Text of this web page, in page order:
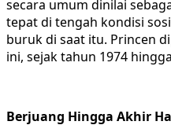
secara umum dinilai
tepat di tengah kondisi
buruk di saat itu. Princen
ini, sejak tahun 1974
Berjuang Hingga Akhir